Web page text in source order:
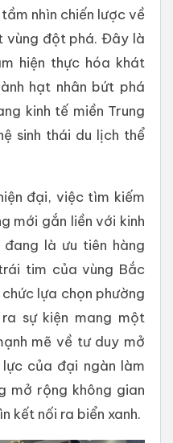
nhìn chiến lược về
vùng đột phá. Đây là
hiện thực hóa khát
hạt nhân bứt phá
kinh tế miền Trung
sinh thái du lịch thể
đại, việc tìm kiếm
mới gắn liền với kinh
là ưu tiên hàng
tim của vùng Bắc
lựa chọn phường
sự kiện mang một
mẽ về tư duy mở
của đại ngàn làm
mở rộng không gian
kết nối ra biển xanh.